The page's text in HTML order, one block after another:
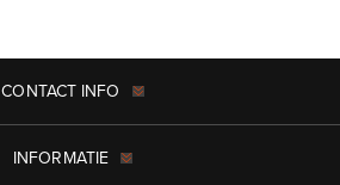
CONTACT INFO
INFORMATIE